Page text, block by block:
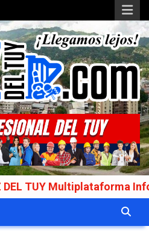
Multiplataforma